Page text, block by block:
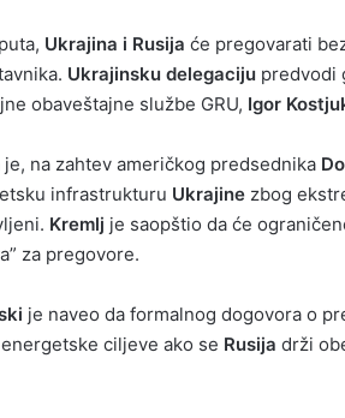
Ukrajina i Rusija će pregovarati
Ukrajinsku delegaciju predvodi
obaveštajne službe GRU, Igor
je, na zahtev američkog predsednika
infrastrukturu Ukrajine zbog
Kremlj je saopštio da će
za pregovore.
je naveo da formalnog dogovora o
ciljeve ako se Rusija drži